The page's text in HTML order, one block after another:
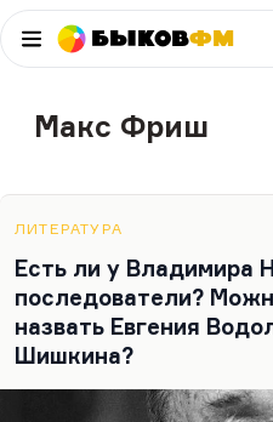
БыковФМ
Макс Фриш
ЛИТЕРАТУРА
Есть ли у Владимира
последователи?
назвать Евгения
Шишкина?